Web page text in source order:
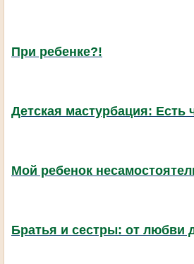
При ребенке?!
Детская мастурбация: Есть
Мой ребенок
Братья и сестры: от любви